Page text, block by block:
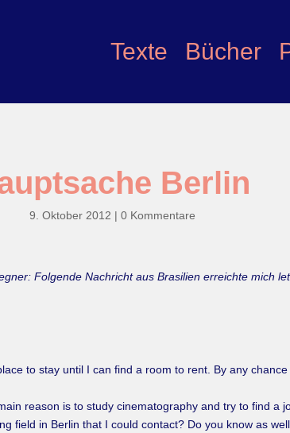
Texte Bücher
Berlin
9. Oktober 2012 | 0 Kommentare
Folgende Nachricht aus Brasilien erreichte mich
to stay until I can find a room to rent. By any
reason is to study cinematography and try to find a
field in Berlin that I could contact? Do you know as